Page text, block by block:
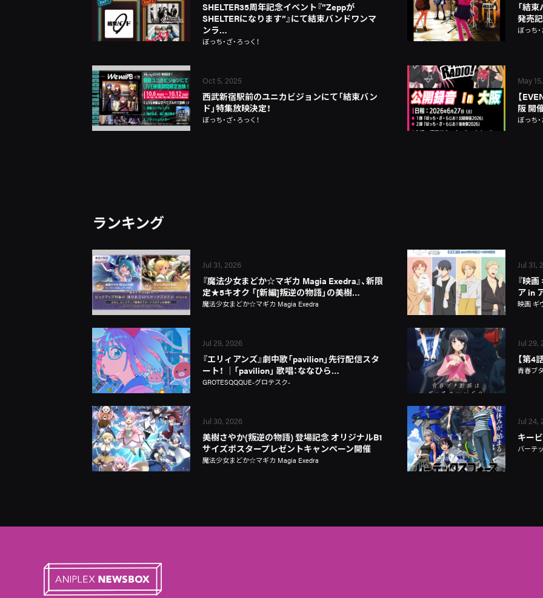
SHELTER35周年記念イベント『”Zeppが
SHELTERになります”』にて結束バンドワンマ
ンラ…
ぼっち・ざ・ろっく！
「結
発売
ぼっち・
Oct 5, 2025
西武新宿駅前のユニカビジョンにて「結束バン
ド」特集放映決定！
ぼっち・ざ・ろっく！
May
【
阪 開
ぼっち・
ランキング
Jul 31, 2026
『魔法少女まどか☆マギカ Magia Exedra』、新限
定★5キオク 「[新編]叛逆の物語」の美樹…
魔法少女まどか☆マギカ Magia Exedra
Jul 31,
『映
ア in
映画 ギ
Jul 29, 2026
『エリィアンズ』劇中歌「pavilion」先行配信スタ
ート！ │「pavilion」 歌唱：ななひら…
GROTESQQQUE-グロテスク-
Jul 29,
【第4
青春ブ
Jul 30, 2026
美樹さやか(叛逆の物語) 登場記念 オリジナルB1
サイズポスタープレゼントキャンペーン開催
魔法少女まどか☆マギカ Magia Exedra
Jul 24,
キー
バーテ